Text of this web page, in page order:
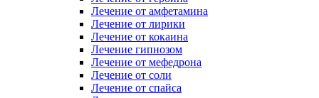
Лечение от амфетамина
Лечение от лирики
Лечение от кокаина
Лечение гипнозом
Лечение от мефедрона
Лечение от соли
Лечение от спайса